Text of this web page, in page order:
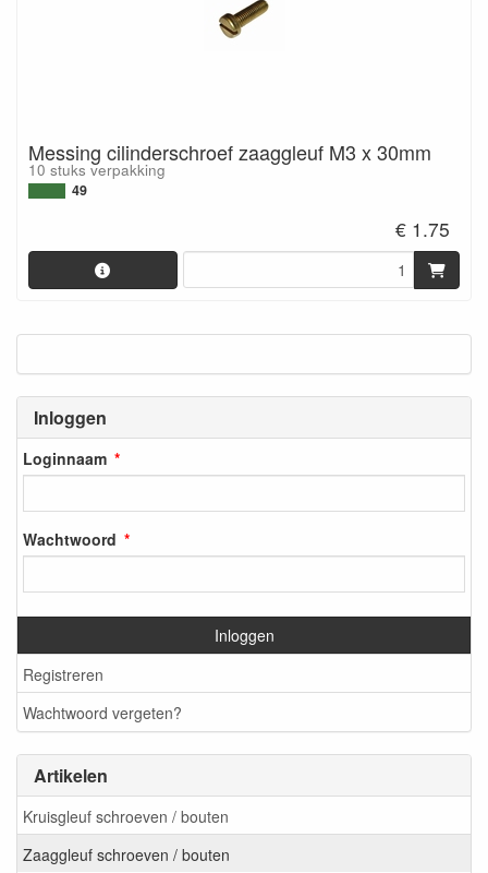
Inloggen
Loginnaam
Wachtwoord
Inloggen
Registreren
Wachtwoord vergeten?
Artikelen
Kruisgleuf schroeven / bouten
Zaaggleuf schroeven / bouten
Messing cilinderschroef zaaggleuf M3 x 30mm
10 stuks verpakking
49
€ 1.75